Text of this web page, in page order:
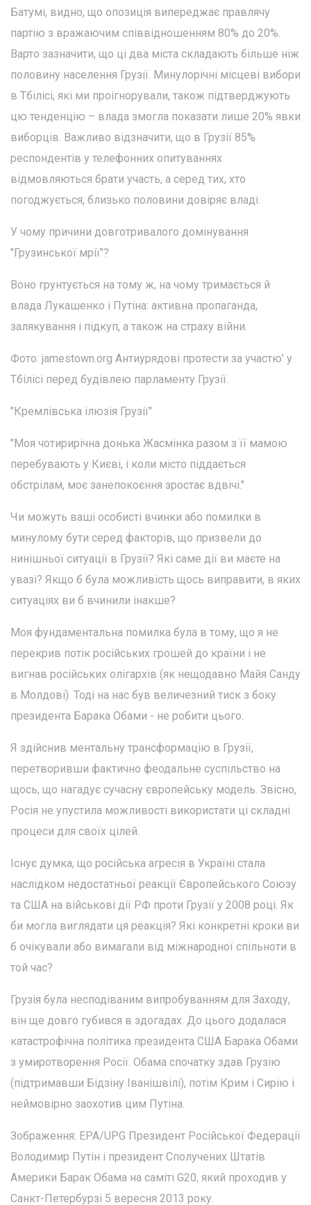
Батумі, видно, що опозиція випереджає правлячу
партію з вражаючим співвідношенням 80% до 20%.
Варто зазначити, що ці два міста складають більше ніж
половину населення Грузії. Минулорічні місцеві вибори
в Тбілісі, які ми проігнорували, також підтверджують
цю тенденцію – влада змогла показати лише 20% явки
виборців. Важливо відзначити, що в Грузії 85%
респондентів у телефонних опитуваннях
відмовляються брати участь, а серед тих, хто
погоджується, близько половини довіряє владі.
У чому причини довготривалого домінування
"Грузинської мрії"?
Воно грунтується на тому ж, на чому тримається й
влада Лукашенко і Путіна: активна пропаганда,
залякування і підкуп, а також на страху війни.
Фото: jamestown.org Антиурядові протести за участю' у
Тбілісі перед будівлею парламенту Грузії.
"Кремлівська ілюзія Грузії"
"Моя чотирирічна донька Жасмінка разом з її мамою
перебувають у Києві, і коли місто піддається
обстрілам, моє занепокоєння зростає вдвічі."
Чи можуть ваші особисті вчинки або помилки в
минулому бути серед факторів, що призвели до
нинішньої ситуації в Грузії? Які саме дії ви маєте на
увазі? Якщо б була можливість щось виправити, в яких
ситуаціях ви б вчинили інакше?
Моя фундаментальна помилка була в тому, що я не
перекрив потік російських грошей до країни і не
вигнав російських олігархів (як нещодавно Майя Санду
в Молдові). Тоді на нас був величезний тиск з боку
президента Барака Обами - не робити цього.
Я здійснив ментальну трансформацію в Грузії,
перетворивши фактично феодальне суспільство на
щось, що нагадує сучасну європейську модель. Звісно,
Росія не упустила можливості використати ці складні
процеси для своїх цілей.
Існує думка, що російська агресія в Україні стала
наслідком недостатньої реакції Європейського Союзу
та США на військові дії РФ проти Грузії у 2008 році. Як
би могла виглядати ця реакція? Які конкретні кроки ви
б очікували або вимагали від міжнародної спільноти в
той час?
Грузія була несподіваним випробуванням для Заходу,
він ще довго губився в здогадах. До цього додалася
катастрофічна політика президента США Барака Обами
з умиротворення Росії. Обама спочатку здав Грузію
(підтримавши Бідзіну Іванішвілі), потім Крим і Сирію і
неймовірно заохотив цим Путіна.
Зображення: EPA/UPG Президент Російської Федерації
Володимир Путін і президент Сполучених Штатів
Америки Барак Обама на саміті G20, який проходив у
Санкт-Петербурзі 5 вересня 2013 року.